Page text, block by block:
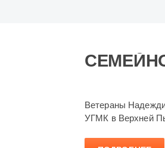
Ветераны
УГМК в Верхней